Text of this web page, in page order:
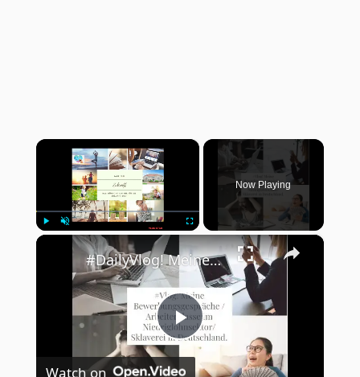
×
Unmute Fullscreen
Now Playing
×
Play
#DailyVlog! Meine Bewerbungsgespräche Arbeiterklasse im Niedriglohnsektor/ Sklaverei in Deutschland.
Watch on